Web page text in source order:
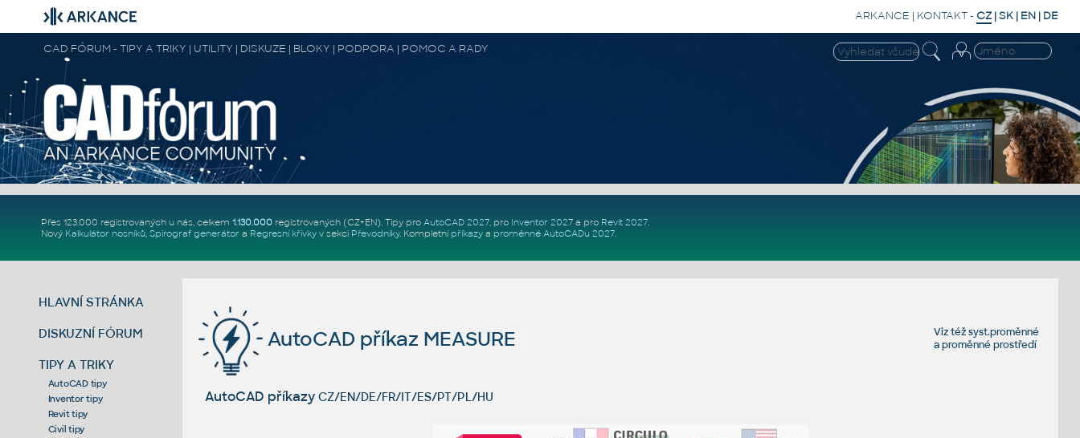
ARKANCE | KONTAKT- CZ |SK | EN | DE
CAD FÓRUM - TIPY A TRIKY | UTILITY | DISKUZE | BLOKY | PODPORA | POMOC A RADY
Přes 123.000 registrovaných u nás, celkem 1.130.000registrovaných (CZ+EN). Tipy pro AutoCAD 2027, pro Inventor 2027a pro Revit 2027.
Nový Kalkulátor nosníků, Spirograf generátor a Regresní křivkyv sekci Převodníky. Kompletní příkazya proměnné AutoCADu 2027.
HLAVNÍ STRÁNKA
DISKUZNÍ FÓRUM
TIPY A TRIKY
AutoCAD tipy
Inventor tipy
Revit tipy
Civil tipy
Viz téžsyst.proměnné
aproměnné prostředí
AutoCAD příkaz MEASURE
AutoCAD příkazy CZ/EN/DE/FR/IT/ES/PT/PL/HU